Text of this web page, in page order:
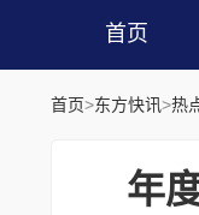
首页
首页>东方快讯>热
年